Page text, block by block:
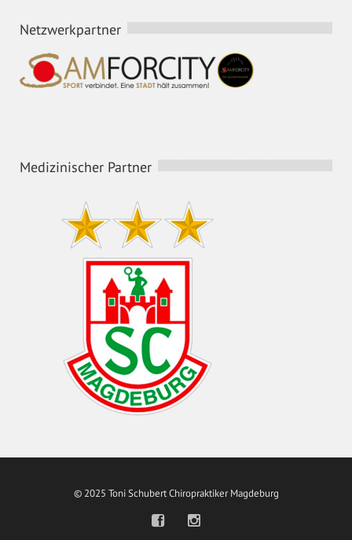
Netzwerkpartner
Medizinischer Partner
© 2025 Toni Schubert Chiropraktiker Magdeburg